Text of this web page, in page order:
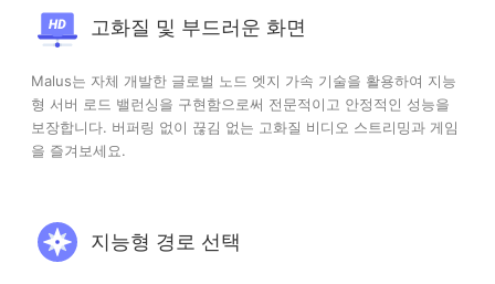
고화질 및 부드러운 화면
Malus는 자체 개발한 글로벌 노드 엣지 가속 기술을 활용하여 지능
형 서버 로드 밸런싱을 구현함으로써 전문적이고 안정적인 성능을
보장합니다. 버퍼링 없이 끊김 없는 고화질 비디오 스트리밍과 게임
을 즐겨보세요.
지능형 경로 선택